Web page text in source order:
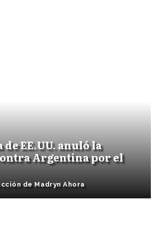
EE.UU. anuló la
Argentina por el
de Madryn Ahora